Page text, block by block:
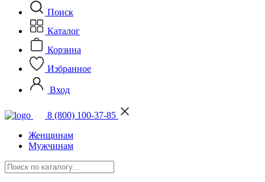
Поиск
Каталог
Корзина
Избранное
Вход
8 (800) 100-37-85
Женщинам
Мужчинам